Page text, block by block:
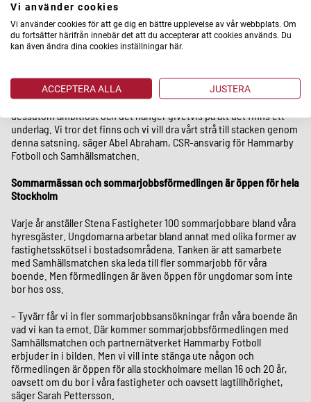
En kostnadsfri förmedling på Tele2 Arena
Sommarmässanär kostnadsfri men alla företag som närvarar
måste ha ett uttalat rekryteringsbehov.
– Eftersom sommarmässan är kostnadsfri och vi verkligen vill
förmedla riktiga jobb måste alla deltagande företag ska ha ett
uttalat rekryteringsbehov. Vårt mål på 100 sommarjobb är
dessutom ambitiöst och det hänger givetvis på att det finns ett
underlag. Vi tror det finns och vi vill dra vårt strå till stacken genom
denna satsning, säger Abel Abraham, CSR-ansvarig för Hammarby
Fotboll och Samhällsmatchen.
Sommarmässan och sommarjobbsförmedlingen är öppen för hela
Stockholm
Varje år anställer Stena Fastigheter 100 sommarjobbare bland våra
hyresgäster. Ungdomarna arbetar bland annat med olika former av
fastighetsskötsel i bostadsområdena. Tanken är att samarbete
med Samhällsmatchen ska leda till fler sommarjobb för våra
boende. Men förmedlingen är även öppen för ungdomar som inte
bor hos oss.
– Tyvärr får vi in fler sommarjobbsansökningar från våra boende än
vad vi kan ta emot. Där kommer sommarjobbsförmedlingen med
Samhällsmatchen och partnernätverket Hammarby Fotboll
erbjuder in i bilden. Men vi vill inte stänga ute någon och
förmedlingen är öppen för alla stockholmare mellan 16 och 20 år,
oavsett om du bor i våra fastigheter och oavsett lagtillhörighet,
säger Sarah Pettersson.
Vi använder cookies
Vi använder cookies för att ge dig en bättre upplevelse av vår webbplats. Om
du fortsätter härifrån innebär det att du accepterar att cookies används. Du
kan även ändra dina cookies inställningar här.
ACCEPTERA ALLA JUSTERA